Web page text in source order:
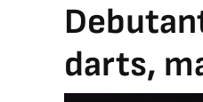
darts,